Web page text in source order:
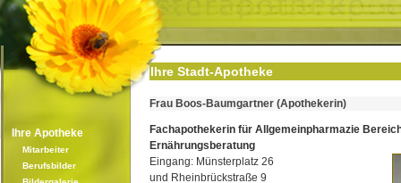
Ihre Apotheke
Mitarbeiter
Berufsbilder
Ihre Stadt-Apotheke
Frau Boos-Baumgartner (Apothekerin)
Fachapothekerin für Allgemeinpharmazie
Ernährungsberatung
Eingang: Münsterplatz 26
und Rheinbrückstraße 9